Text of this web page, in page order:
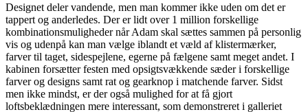
Designet deler vandende, men man kommer ikke uden om det er
tappert og anderledes. Der er lidt over 1 million forskellige
kombinationsmuligheder når Adam skal sættes sammen på personlig
vis og udenpå kan man vælge iblandt et væld af klistermærker,
farver til taget, sidespejlene, egerne på fælgene samt meget andet. I
kabinen forsætter festen med opsigtsvækkende sæder i forskellige
farver og designs samt rat og gearknop i matchende farver. Sidst
men ikke mindst, er der også mulighed for at få gjort
loftsbeklædningen mere interessant, som demonstreret i galleriet